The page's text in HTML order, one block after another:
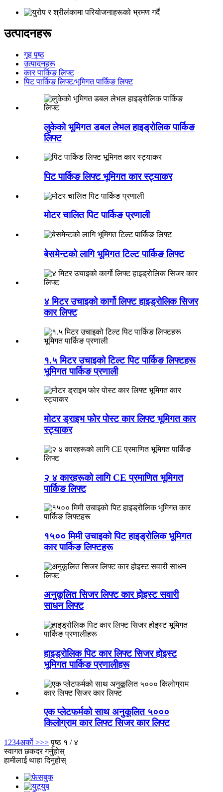
उत्पादनहरू
गृह पृष्ठ
उत्पादनहरू
कार पार्किङ लिफ्ट
पिट पार्किङ लिफ्ट/भूमिगत पार्किङ लिफ्ट
लुकेको भूमिगत डबल लेभल हाइड्रोलिक पार्किङ
लिफ्ट
पिट पार्किङ लिफ्ट भूमिगत कार स्ट्याकर
मोटर चालित पिट पार्किङ प्रणाली
बेसमेन्टको लागि भूमिगत टिल्ट पार्किङ लिफ्ट
४ मिटर उचाइको कार्गो लिफ्ट हाइड्रोलिक सिजर
कार लिफ्ट
१.५ मिटर उचाइको टिल्ट पिट पार्किङ लिफ्टहरू
भूमिगत पार्किङ प्रणाली
मोटर ड्राइभ फोर पोस्ट कार लिफ्ट भूमिगत कार
स्ट्याकर
२ ४ कारहरूको लागि CE प्रमाणित भूमिगत
पार्किङ लिफ्ट
१५०० मिमी उचाइको पिट हाइड्रोलिक भूमिगत
कार पार्किङ लिफ्टहरू
अनुकूलित सिजर लिफ्ट कार होइस्ट सवारी
साधन लिफ्ट
हाइड्रोलिक पिट कार लिफ्ट सिजर होइस्ट
भूमिगत पार्किङ प्रणालीहरू
एक प्लेटफर्मको साथ अनुकूलित ५०००
किलोग्राम कार लिफ्ट सिजर कार लिफ्ट
1 234अर्को >>> पृष्ठ १ / ४
स्वागत छकदर गर्नुहोस्
हामीलाई थाहा दिनुहोस्